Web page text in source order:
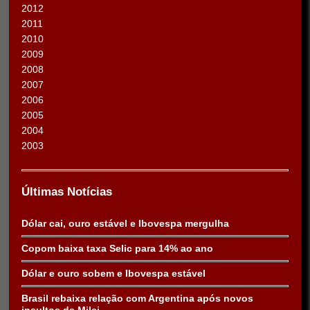
2012
2011
2010
2009
2008
2007
2006
2005
2004
2003
Últimas Notícias
Dólar cai, ouro estável e Ibovespa mergulha
Copom baixa taxa Selic para 14% ao ano
Dólar e ouro sobem e Ibovespa estável
Brasil rebaixa relação com Argentina após novos